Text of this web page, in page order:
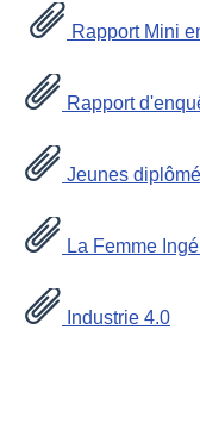
Rapport Mini
Rapport
Jeunes
La Femme
Industrie 4.0